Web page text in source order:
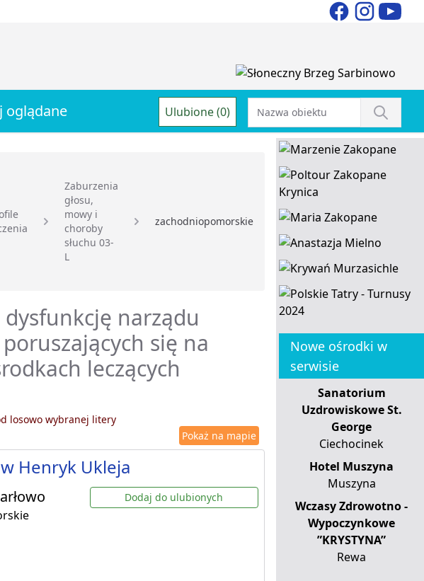
oglądane Ulubione (0)
Zaburzenia
głosu,
mowy i
choroby
słuchu 03-
L
zachodniopomorskie
narządu
się na
leczących
losowo wybranej litery
Pokaż na mapie
Henryk Ukleja
Dodaj do ulubionych
Nowe ośrodki w
serwisie
Sanatorium
Uzdrowiskowe St.
George
Ciechocinek
Hotel Muszyna
Muszyna
Wczasy Zdrowotno -
Wypoczynkowe
”KRYSTYNA”
Rewa